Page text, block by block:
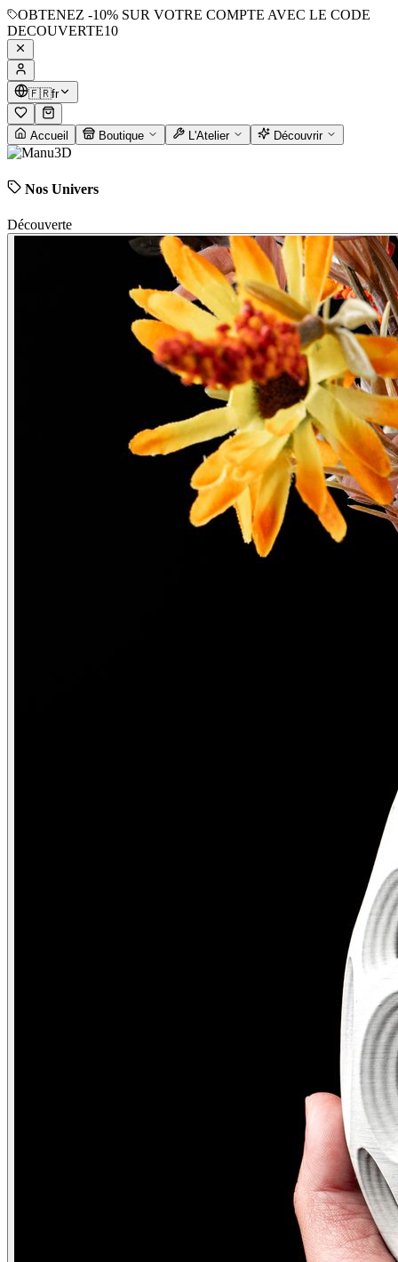
OBTENEZ -10% SUR VOTRE COMPTE AVEC LE CODE
DECOUVERTE10
🇫🇷fr
Accueil Boutique L'Atelier Découvrir
Nos Univers
Découverte